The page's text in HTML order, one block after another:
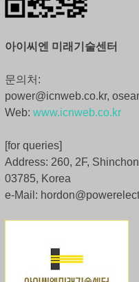
아이씨엔 미래기술센터
문의처:
power@icnweb.co.kr,
Web: www.icnweb.co.kr
[for queries]
Address: 260, 2F,
03785, Korea
e-Mail: